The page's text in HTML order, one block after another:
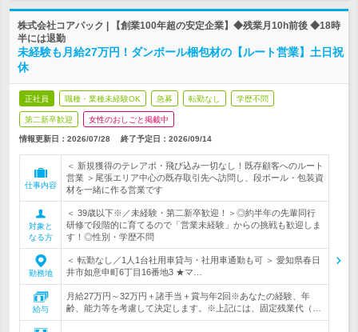
株式会社コアパック | 【創業100年超の安定企業】◆残業月10h前後 ◆18時
半には退勤
未経験も月給27万円！ダンボール梱包材の【ルート営業】土日祝
休
正社員 職種・業種未経験OK 急募 転勤なし 学歴不問
第二新卒歓迎 女性のおしごと掲載中
情報更新日：2026/07/28 終了予定日： 2026/09/14
仕事内容
＜ 新規獲得のテレアポ・飛び込み一切なし！既存顧客へのルート
営業 ＞尾張エリア中心の既存取引先へ訪問し、段ボール・包装資
材を一緒に作る営業です
対象と
なる方
＜ 39歳以下※／未経験・第二新卒歓迎！＞◎約半年の先輩同行
研修で段階的に育てるので「営業未経験」からの挑戦も歓迎しま
す！◎性別・学歴不問
勤務地
＜ 転勤なし／1人1台社用車貸与・社用車通勤も可 ＞ 愛知県春日
井市如意申町6丁目16番地3 ★マ…
給与
月給27万円～32万円＋諸手当＋賞与年2回※あなたの経験、年
齢、能力等を考慮して決定します。※上記には、固定残業代（…